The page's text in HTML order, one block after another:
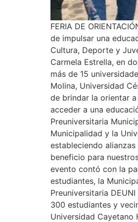
FERIA DE
de impulsar una
Cultura, Deporte y
Carmela Estrella, en
más de 15
Molina, Universidad
de brindar la orientar
acceder a una
Preuniversitaria
Municipalidad y la
estableciendo
beneficio para
evento contó con la
estudiantes, la
Preuniversitaria
300 estudiantes y
Universidad Cayetano